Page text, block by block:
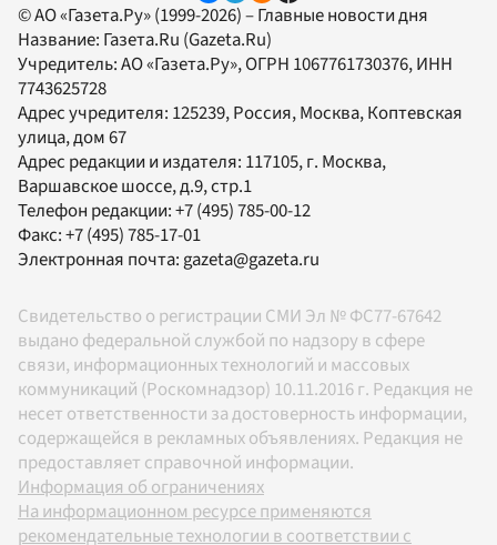
© АО «Газета.Ру» (1999-2026) – Главные новости дня
Название: Газета.Ru (Gazeta.Ru)
Учредитель:АО «Газета.Ру», ОГРН 1067761730376, ИНН
7743625728
Адрес учредителя: 125239, Россия, Москва, Коптевская
улица, дом 67
Адрес редакции и издателя: 117105, г. Москва,
Варшавское шоссе, д.9, стр.1
Телефон редакции:+7 (495) 785-00-12
Факс:+7 (495) 785-17-01
Электронная почта: gazeta@gazeta.ru
Свидетельство о регистрации СМИ Эл № ФС77-67642
выдано федеральной службой по надзору в сфере
связи, информационных технологий и массовых
коммуникаций (Роскомнадзор) 10.11.2016 г. Редакция не
несет ответственности за достоверность информации,
содержащейся в рекламных объявлениях. Редакция не
предоставляет справочной информации.
Информация об ограничениях
На информационном ресурсе применяются
рекомендательные технологии в соответствии с